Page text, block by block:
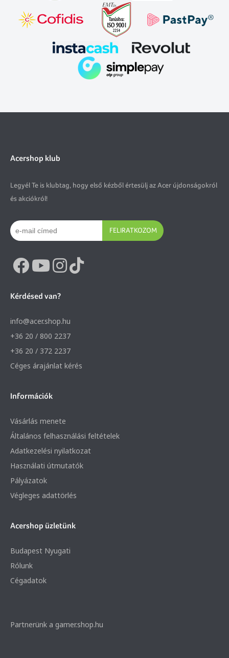
Acershop klub
Legyél Te is klubtag, hogy első kézből értesülj az Acer újdonságokról
és akciókról!
FELIRATKOZOM
Kérdésed van?
info@acer.shop.hu
+36 20 / 800 2237
+36 20 / 372 2237
Céges árajánlat kérés
Információk
Vásárlás menete
Általános felhasználási feltételek
Adatkezelési nyilatkozat
Használati útmutatók
Pályázatok
Végleges adattörlés
Acershop üzletünk
Budapest Nyugati
Rólunk
Cégadatok
Partnerünk a gamer.shop.hu